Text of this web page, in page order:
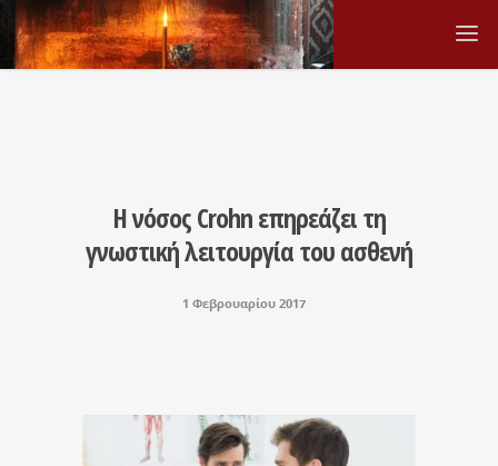
Η νόσος Crohn επηρεάζει τη
γνωστική λειτουργία του ασθενή
1 Φεβρουαρίου 2017